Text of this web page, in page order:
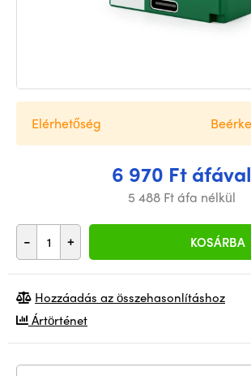
6 970 Ft áfával
5 488 Ft áfa nélkül
- + KOSÁRBA
Elérhetőség
Hozzáadás az összehasonlításhoz
Ártörténet